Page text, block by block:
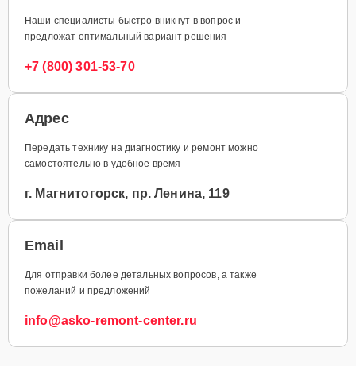
Наши специалисты быстро вникнут в вопрос и
предложат оптимальный вариант решения
+7 (800) 301-53-70
Адрес
Передать технику на диагностику и ремонт можно
самостоятельно в удобное время
г. Магнитогорск, пр. Ленина, 119
Email
Для отправки более детальных вопросов, а также
пожеланий и предложений
info@asko-remont-center.ru